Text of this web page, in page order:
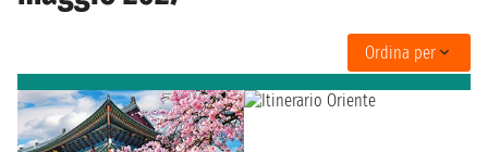
Ordina per